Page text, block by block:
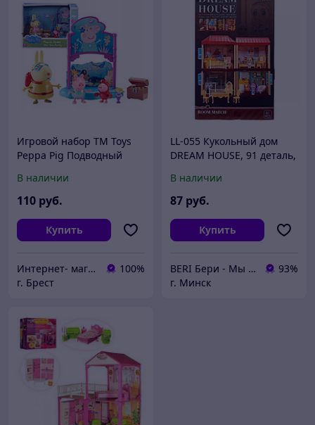
Игровой набор TM Toys
Peppa Pig Подводный
В наличии
110 руб.
Купить
Интернет- магазин O'кей маркет
100%
г. Брест
LL-055 Кукольный дом
DREAM HOUSE, 91 деталь,
кукольный домик с
мебелью
В наличии
87 руб.
Купить
BERI Бери - Мы ненавидим демпинг, но нас вынуждают конкуренты
93%
г. Минск